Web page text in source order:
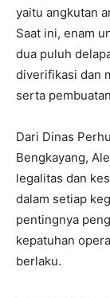
yaitu angkutan
Saat ini, enam
dua puluh
diverifikasi dan
serta
Dari Dinas
Bengkayang,
legalitas dan
dalam setiap
pentingnya
kepatuhan
berlaku.